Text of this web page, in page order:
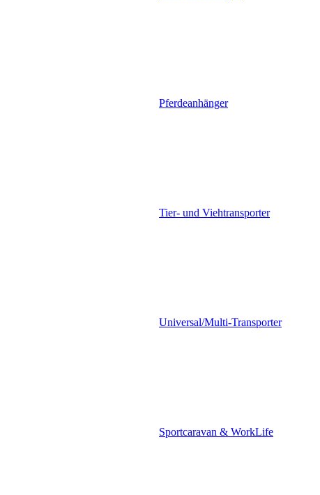
Pferdeanhänger
Tier- und Viehtransporter
Universal/Multi-Transporter
Sportcaravan & WorkLife